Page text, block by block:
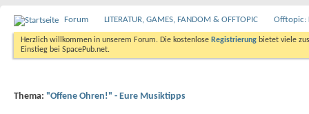
Forum LITERATUR, GAMES, FANDOM & OFFTOPIC Offtopic:
Herzlich willkommen in unserem Forum. Die kostenlose Registrierung bietet viele
Einstieg bei SpacePub.net.
Thema: "Offene Ohren!" - Eure Musiktipps